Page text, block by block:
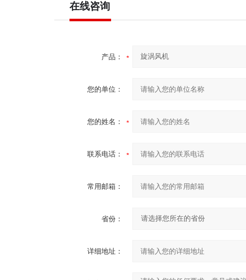
在线咨询
产品：
您的单位：
您的姓名：
联系电话：
常用邮箱：
省份：
详细地址：